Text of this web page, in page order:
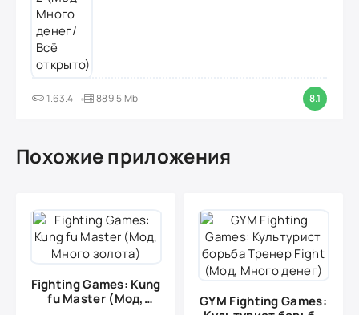
1.63.4 889.5 Mb 8.1
Похожие приложения
Fighting Games: Kung
fu Master (Мод,
GYM Fighting Games: